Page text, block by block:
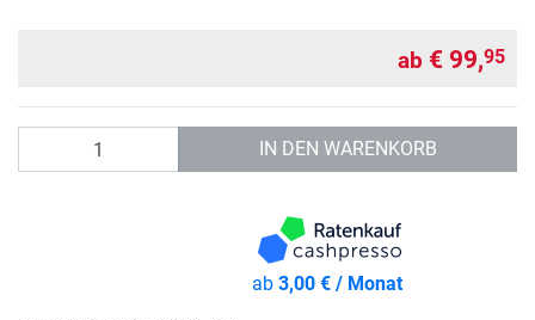
ab € 99,95
IN DEN WARENKORB
ab3,00 € / Monat